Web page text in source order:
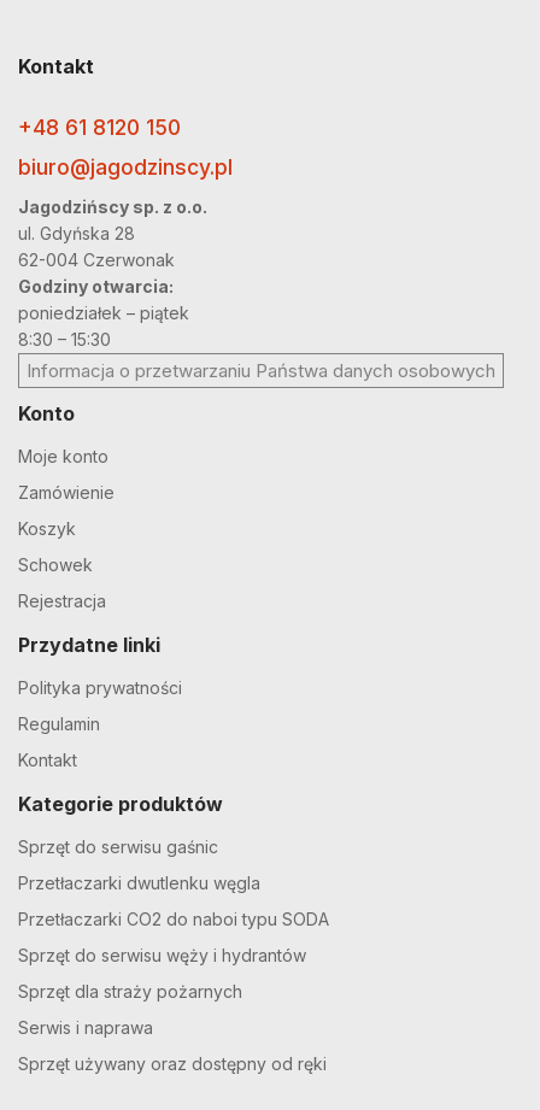
Kontakt
+48 61 8120 150
biuro@jagodzinscy.pl
Jagodzińscy sp. z o.o.
ul. Gdyńska 28
62-004 Czerwonak
Godziny otwarcia:
poniedziałek – piątek
8:30 – 15:30
Informacja o przetwarzaniu Państwa danych osobowych
Konto
Moje konto
Zamówienie
Koszyk
Schowek
Rejestracja
Przydatne linki
Polityka prywatności
Regulamin
Kontakt
Kategorie produktów
Sprzęt do serwisu gaśnic
Przetłaczarki dwutlenku węgla
Przetłaczarki CO2 do naboi typu SODA
Sprzęt do serwisu węży i hydrantów
Sprzęt dla straży pożarnych
Serwis i naprawa
Sprzęt używany oraz dostępny od ręki